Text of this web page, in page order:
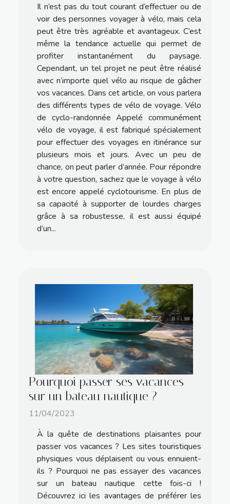
Il n’est pas du tout courant d’effectuer ou de
voir des personnes voyager à vélo, mais cela
peut être très agréable et avantageux. C’est
même la tendance actuelle qui permet de
profiter instantanément du paysage.
Cependant, un tel projet ne peut être réalisé
avec n’importe quel vélo au risque de gâcher
vos vacances. Dans cet article, on vous parlera
des différents types de vélo de voyage. Vélo
de cyclo-randonnée Appelé communément
vélo de voyage, il est fabriqué spécialement
pour effectuer des voyages en itinérance sur
plusieurs mois et jours. Avec un peu de
chance, on peut parler d’année. Pour répondre
à votre question, sachez que le voyage à vélo
est encore appelé cyclotourisme. En plus de
sa capacité à supporter de lourdes charges
grâce à sa robustesse, il est aussi équipé
d’un...
Pourquoi passer ses vacances
sur un bateau nautique ?
11/04/2023
À la quête de destinations plaisantes pour
passer vos vacances ? Les sites touristiques
physiques vous déplaisent ou vous ennuient-
ils ? Pourquoi ne pas essayer des vacances
sur un bateau nautique cette fois-ci !
Découvrez ici les avantages de préférer les